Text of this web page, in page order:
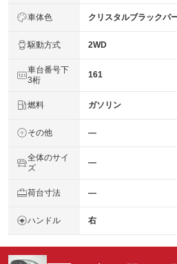
車体色 クリスタルブラックパ
駆動方式 2WD
車台番号下
3桁
161
燃料 ガソリン
その他 ―
全体のサイ
ズ
―
荷台寸法 ―
ハンドル 右